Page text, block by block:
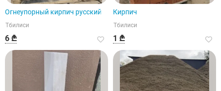
Огнеупорный кирпич русский
Тбилиси
6 ₾
Кирпич
Тбилиси
1 ₾